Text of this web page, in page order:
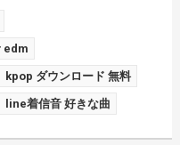
edm
kpop ダウンロード 無料
line着信音 好きな曲